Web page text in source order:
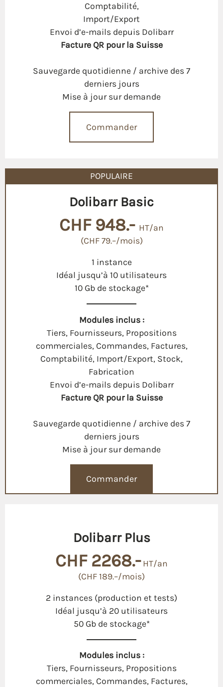
Comptabilité,
Import/Export
Envoi d’e-mails depuis Dolibarr
Facture QR pour la Suisse
Sauvegarde quotidienne / archive des 7
derniers jours
Mise à jour sur demande
Commander
POPULAIRE
Dolibarr Basic
CHF 948.- HT/an
(CHF 79.–/mois)
1 instance
Idéal jusqu’à 10 utilisateurs
10 Gb de stockage*
Modules inclus :
Tiers, Fournisseurs, Propositions
commerciales, Commandes, Factures,
Comptabilité, Import/Export, Stock,
Fabrication
Envoi d’e-mails depuis Dolibarr
Facture QR pour la Suisse
Sauvegarde quotidienne / archive des 7
derniers jours
Mise à jour sur demande
Commander
Dolibarr Plus
CHF 2268.-HT/an
(CHF 189.–/mois)
2 instances (production et tests)
Idéal jusqu’à 20 utilisateurs
50 Gb de stockage*
Modules inclus :
Tiers, Fournisseurs, Propositions
commerciales, Commandes, Factures,